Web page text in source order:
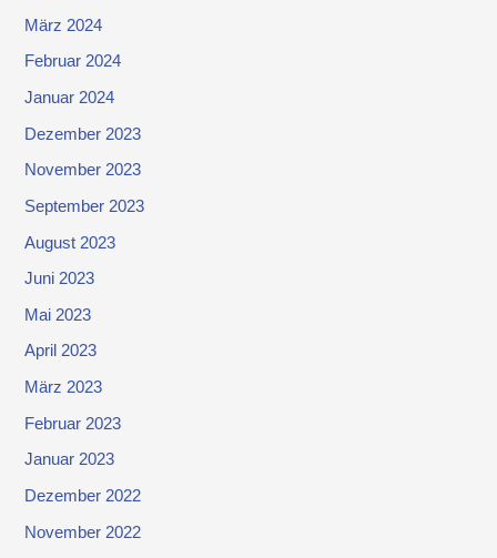
März 2024
Februar 2024
Januar 2024
Dezember 2023
November 2023
September 2023
August 2023
Juni 2023
Mai 2023
April 2023
März 2023
Februar 2023
Januar 2023
Dezember 2022
November 2022